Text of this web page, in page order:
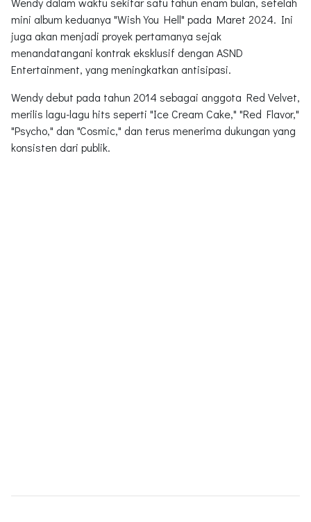
mini album keduanya "Wish You Hell" pada Maret 2024. Ini
juga akan menjadi proyek pertamanya sejak
menandatangani kontrak eksklusif dengan ASND
Entertainment, yang meningkatkan antisipasi.
Wendy debut pada tahun 2014 sebagai anggota Red Velvet,
merilis lagu-lagu hits seperti "Ice Cream Cake," "Red Flavor,"
"Psycho," dan "Cosmic," dan terus menerima dukungan yang
konsisten dari publik.